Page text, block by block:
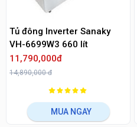
Tủ đông Inverter Sanaky
VH-6699W3 660 lít
11,790,000đ
14,890,000 đ
MUA NGAY